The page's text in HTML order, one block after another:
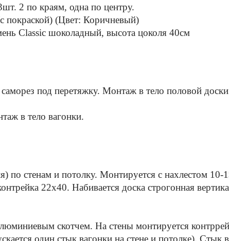
2 по краям, одна по центру.
покраской) (Цвет: Коричневый)
Classic шоколадный, высота цоколя 40см
под перетяжку. Монтаж в тело половой
в тело вагонки.
стенам и потолку. Монтируется с нахлестом 10-
22х40. Набивается доска строгонная
скотчем. На стены монтируется
один стык вагонки на стене и потолке). Стык